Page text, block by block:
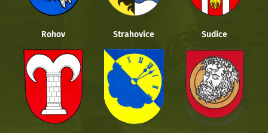
Rohov Strahovice Sudice